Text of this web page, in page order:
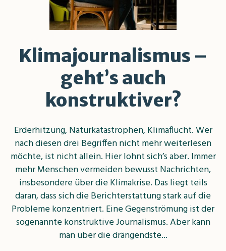
Klimajournalismus –
geht’s auch
konstruktiver?
Erderhitzung, Naturkatastrophen, Klimaflucht. Wer
nach diesen drei Begriffen nicht mehr weiterlesen
möchte, ist nicht allein. Hier lohnt sich’s aber. Immer
mehr Menschen vermeiden bewusst Nachrichten,
insbesondere über die Klimakrise. Das liegt teils
daran, dass sich die Berichterstattung stark auf die
Probleme konzentriert. Eine Gegenströmung ist der
sogenannte konstruktive Journalismus. Aber kann
man über die drängendste...